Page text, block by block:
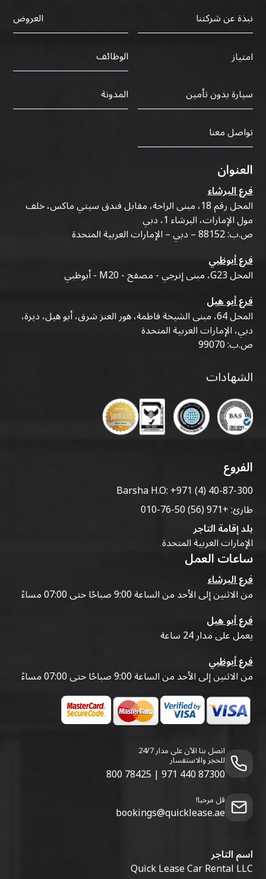
نبذة عن شركتنا
العروض
امتياز
الوظائف
سيارة بدون تأمين
المدونة
تواصل معنا
العنوان
فرع البرشاء
المحل رقم 18، مبنى الراحة، مقابل فندق سيتي ماكس، خلف
مول الإمارات، البرشاء 1، دبي
ص.ب: 88152 – دبي – الإمارات العربية المتحدة
فرع أبوظبي
المحل G23، مبنى إنرجي - مصفح - M20 - أبوظبي
فرع أبو هيل
المحل 64، مبنى الشيخة فاطمة، هور العنز شرق، أبو هيل، ديرة،
دبي، الإمارات العربية المتحدة
ص.ب: 99070
الشهادات
الفروع
Barsha H.O:+971 (4) 40-87-300
طارئ:+971 (56) 50-76-010
بلد إقامة التاجر
الإمارات العربية المتحدة
ساعات العمل
فرع البرشاء
من الاثنين إلى الأحد من الساعة 9:00 صباحًا حتى 07:00 مساءً
فرع أبو هيل
يعمل على مدار 24 ساعة
فرع أبوظبي
من الاثنين إلى الأحد من الساعة 9:00 صباحًا حتى 07:00 مساءً
اتصل بنا الآن على مدار 24/7
للحجز والاستفسار
800 78425 | 971 440 87300
قل مرحبا!
bookings@quicklease.ae
اسم التاجر
Quick Lease Car Rental LLC